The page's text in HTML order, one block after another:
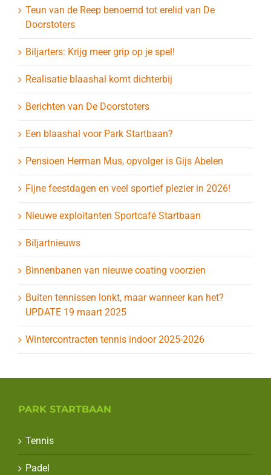
Teun van de Reep benoemd tot erelid van De
Doorstoters
Biljarters: Krijg meer grip op je spel!
Realisatie blaashal komt dichterbij
Berichten van De Doorstoters
Een blaashal voor Park Startbaan?
Pensioen Herman Mus, opvolger is Gijs Abelen
Fijne feestdagen en veel sportief plezier in 2026!
Nieuwe exploitanten Sportcafé Startbaan
Biljartnieuws
Binnenbanen van nieuwe coating voorzien
Buiten tennissen lonkt, maar wanneer kan het?
UPDATE 19 maart 2025
Wintercontracten tennis indoor 2025-2026
PARK STARTBAAN
Tennis
Padel